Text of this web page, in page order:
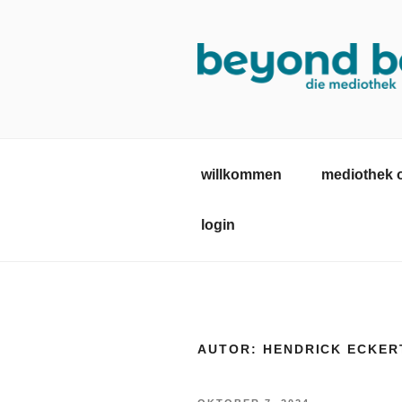
willkommen mediothek
login
AUTOR: HENDRICK